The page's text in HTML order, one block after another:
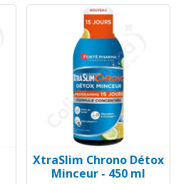
XtraSlim Chrono Détox
Minceur - 450 ml